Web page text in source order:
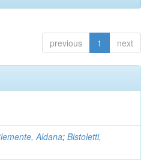
previous 1 next
Aldana; Bistoletti,